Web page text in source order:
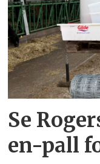
Se
en-pall